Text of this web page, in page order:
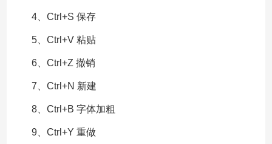
4、Ctrl+S 保存
5、Ctrl+V 粘贴
6、Ctrl+Z 撤销
7、Ctrl+N 新建
8、Ctrl+B 字体加粗
9、Ctrl+Y 重做